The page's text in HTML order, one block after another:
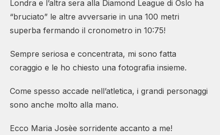
Londra e l’altra sera alla Diamond League di Oslo ha
“bruciato” le altre avversarie in una 100 metri
superba fermando il cronometro in 10:75!
Sempre seriosa e concentrata, mi sono fatta
coraggio e le ho chiesto una fotografia insieme.
Come spesso accade nell’atletica, i grandi personaggi
sono anche molto alla mano.
Ecco Maria Josèe sorridente accanto a me!